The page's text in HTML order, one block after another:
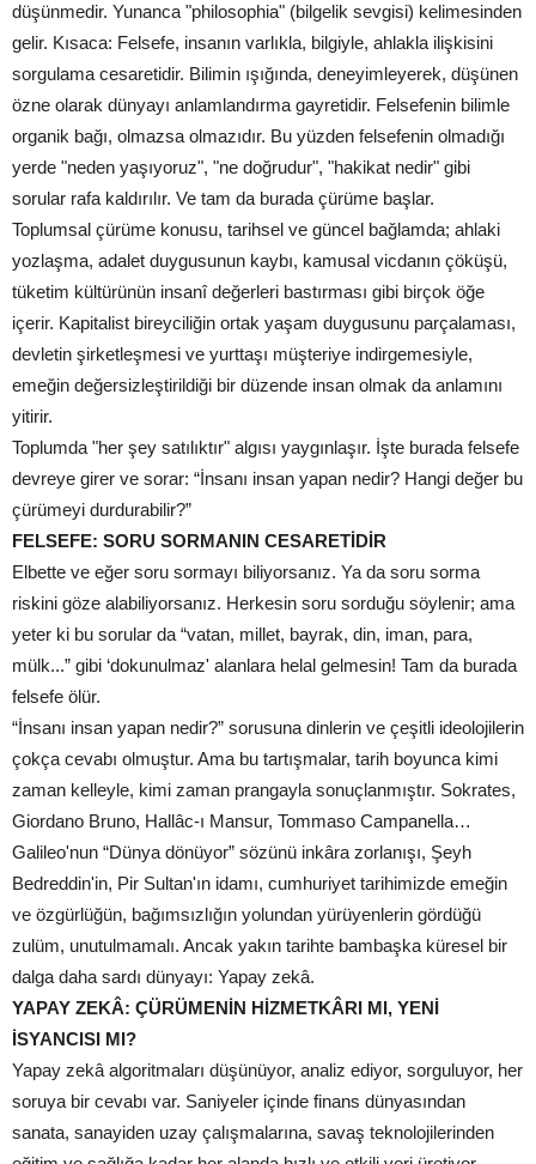
düşünmedir. Yunanca "philosophia" (bilgelik sevgisi) kelimesinden
gelir. Kısaca: Felsefe, insanın varlıkla, bilgiyle, ahlakla ilişkisini
sorgulama cesaretidir. Bilimin ışığında, deneyimleyerek, düşünen
özne olarak dünyayı anlamlandırma gayretidir. Felsefenin bilimle
organik bağı, olmazsa olmazıdır. Bu yüzden felsefenin olmadığı
yerde "neden yaşıyoruz", "ne doğrudur", "hakikat nedir" gibi
sorular rafa kaldırılır. Ve tam da burada çürüme başlar.
Toplumsal çürüme konusu, tarihsel ve güncel bağlamda; ahlaki
yozlaşma, adalet duygusunun kaybı, kamusal vicdanın çöküşü,
tüketim kültürünün insanî değerleri bastırması gibi birçok öğe
içerir. Kapitalist bireyciliğin ortak yaşam duygusunu parçalaması,
devletin şirketleşmesi ve yurttaşı müşteriye indirgemesiyle,
emeğin değersizleştirildiği bir düzende insan olmak da anlamını
yitirir.
Toplumda "her şey satılıktır" algısı yaygınlaşır. İşte burada felsefe
devreye girer ve sorar: “İnsanı insan yapan nedir? Hangi değer bu
çürümeyi durdurabilir?”
FELSEFE: SORU SORMANIN CESARETİDİR
Elbette ve eğer soru sormayı biliyorsanız. Ya da soru sorma
riskini göze alabiliyorsanız. Herkesin soru sorduğu söylenir; ama
yeter ki bu sorular da “vatan, millet, bayrak, din, iman, para,
mülk...” gibi ‘dokunulmaz' alanlara helal gelmesin! Tam da burada
felsefe ölür.
“İnsanı insan yapan nedir?” sorusuna dinlerin ve çeşitli ideolojilerin
çokça cevabı olmuştur. Ama bu tartışmalar, tarih boyunca kimi
zaman kelleyle, kimi zaman prangayla sonuçlanmıştır. Sokrates,
Giordano Bruno, Hallâc-ı Mansur, Tommaso Campanella…
Galileo'nun “Dünya dönüyor” sözünü inkâra zorlanışı, Şeyh
Bedreddin'in, Pir Sultan'ın idamı, cumhuriyet tarihimizde emeğin
ve özgürlüğün, bağımsızlığın yolundan yürüyenlerin gördüğü
zulüm, unutulmamalı. Ancak yakın tarihte bambaşka küresel bir
dalga daha sardı dünyayı: Yapay zekâ.
YAPAY ZEKÂ: ÇÜRÜMENİN HİZMETKÂRI MI, YENİ
İSYANCISI MI?
Yapay zekâ algoritmaları düşünüyor, analiz ediyor, sorguluyor, her
soruya bir cevabı var. Saniyeler içinde finans dünyasından
sanata, sanayiden uzay çalışmalarına, savaş teknolojilerinden